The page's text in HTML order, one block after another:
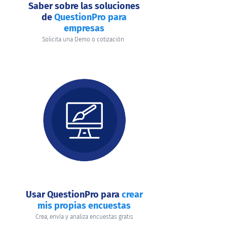
Saber sobre las soluciones
deQuestionPro para
empresas
Solicita una Demo o cotización
Usar QuestionPro paracrear
mis propias encuestas
Crea, envía y analiza encuestas gratis